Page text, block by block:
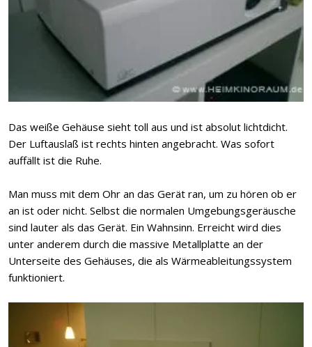
Das weiße Gehäuse sieht toll aus und ist absolut lichtdicht.
Der Luftauslaß ist rechts hinten angebracht. Was sofort
auffällt ist die Ruhe.
Man muss mit dem Ohr an das Gerät ran, um zu hören ob er
an ist oder nicht. Selbst die normalen Umgebungsgeräusche
sind lauter als das Gerät. Ein Wahnsinn. Erreicht wird dies
unter anderem durch die massive Metallplatte an der
Unterseite des Gehäuses, die als Wärmeableitungssystem
funktioniert.